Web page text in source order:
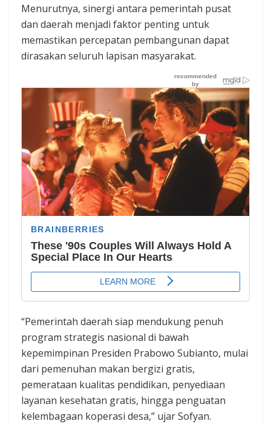
Menurutnya, sinergi antara pemerintah pusat
dan daerah menjadi faktor penting untuk
memastikan percepatan pembangunan dapat
dirasakan seluruh lapisan masyarakat.
“Pemerintah daerah siap mendukung penuh
program strategis nasional di bawah
kepemimpinan Presiden Prabowo Subianto, mulai
dari pemenuhan makan bergizi gratis,
pemerataan kualitas pendidikan, penyediaan
layanan kesehatan gratis, hingga penguatan
kelembagaan koperasi desa,” ujar Sofyan.